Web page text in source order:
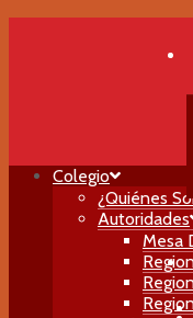
Colegio
¿Quiénes
Autoridades
Mesa